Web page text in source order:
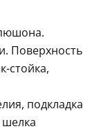
Поверхность
стойка,
подкладка
шелка